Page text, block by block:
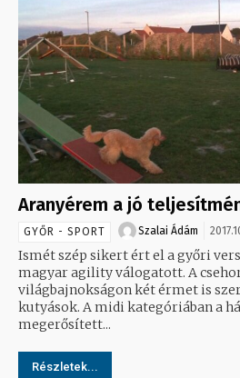
Aranyérem a jó
GYŐR - SPORT Szalai Ádám
Ismét szép sikert ért el a győri
magyar agility válogatott. A
világbajnokságon két érmet is
kutyások. A midi kategóriában a
megerősített...
Részletek...